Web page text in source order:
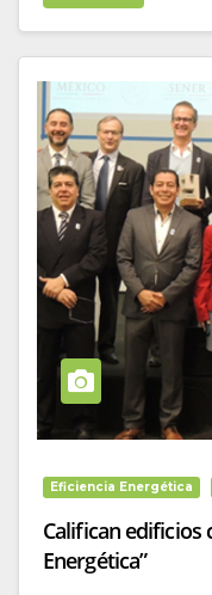
Eficiencia Energética
Califican edificios
Energética”